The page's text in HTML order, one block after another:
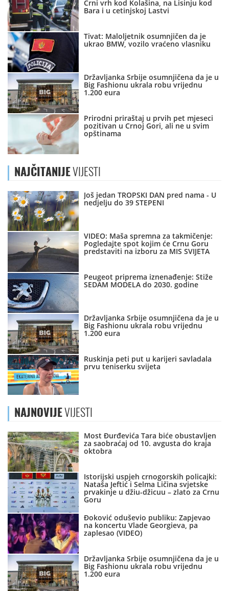
Crni vrh kod Kolašina, na Lisinju kod
Bara i u cetinjskoj Lastvi
Tivat: Maloljetnik osumnjičen da je
ukrao BMW, vozilo vraćeno vlasniku
Državljanka Srbije osumnjičena da je u
Big Fashionu ukrala robu vrijednu
1.200 eura
Prirodni priraštaj u prvih pet mjeseci
pozitivan u Crnoj Gori, ali ne u svim
opštinama
NAJČITANIJEVIJESTI
Još jedan TROPSKI DAN pred nama - U
nedjelju do 39 STEPENI
VIDEO: Maša spremna za takmičenje:
Pogledajte spot kojim će Crnu Goru
predstaviti na izboru za MIS SVIJETA
Peugeot priprema iznenađenje: Stiže
SEDAM MODELA do 2030. godine
Državljanka Srbije osumnjičena da je u
Big Fashionu ukrala robu vrijednu
1.200 eura
Ruskinja peti put u karijeri savladala
prvu teniserku svijeta
NAJNOVIJEVIJESTI
Most Đurđevića Tara biće obustavljen
za saobraćaj od 10. avgusta do kraja
oktobra
Istorijski uspjeh crnogorskih policajki:
Nataša Jeftić i Selma Ličina svjetske
prvakinje u džiu-džicuu – zlato za Crnu
Goru
Đoković oduševio publiku: Zapjevao
na koncertu Vlade Georgieva, pa
zaplesao (VIDEO)
Državljanka Srbije osumnjičena da je u
Big Fashionu ukrala robu vrijednu
1.200 eura